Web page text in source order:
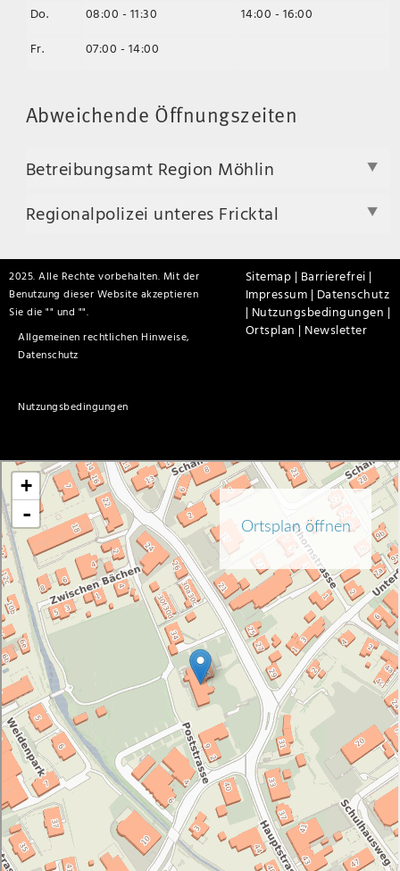
Do.
08:00 - 11:30
14:00 - 16:00
Fr.
07:00 - 14:00
Abweichende Öffnungszeiten
Betreibungsamt Region Möhlin
Regionalpolizei unteres Fricktal
2025. Alle Rechte vorbehalten. Mit der
Benutzung dieser Website akzeptieren
Sie die "
Allgemeinen rechtlichen Hinweise,
Datenschutz
" und "
Nutzungsbedingungen
".
Sitemap | Barrierefrei |
Impressum | Datenschutz
| Nutzungsbedingungen |
Ortsplan | Newsletter